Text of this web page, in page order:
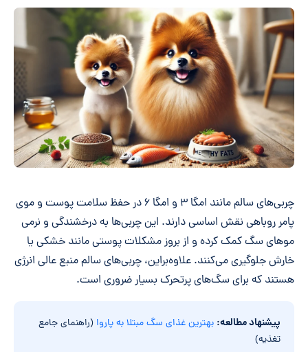
چربی‌های سالم مانند امگا ۳ و امگا ۶ در حفظ سلامت پوست و موی
پامر روباهی نقش اساسی دارند. این چربی‌ها به درخشندگی و نرمی
موهای سگ کمک کرده و از بروز مشکلات پوستی مانند خشکی یا
خارش جلوگیری می‌کنند. علاوه‌براین، چربی‌های سالم منبع عالی انرژی
هستند که برای سگ‌های پرتحرک بسیار ضروری است.
پیشنهاد مطالعه: بهترین غذای سگ مبتلا به پاروا (راهنمای جامع
تغذیه)